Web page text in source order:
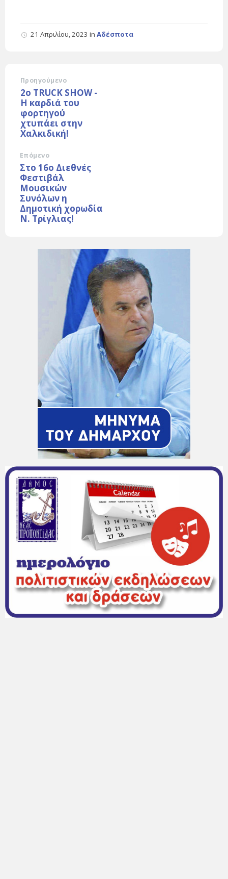
21 Απριλίου, 2023 in Αδέσποτα
Προηγούμενο
2ο TRUCK SHOW -
Η καρδιά του
φορτηγού
χτυπάει στην
Χαλκιδική!
Επόμενο
Στο 16ο Διεθνές
Φεστιβάλ
Μουσικών
Συνόλων η
Δημοτική χορωδία
Ν. Τρίγλιας!